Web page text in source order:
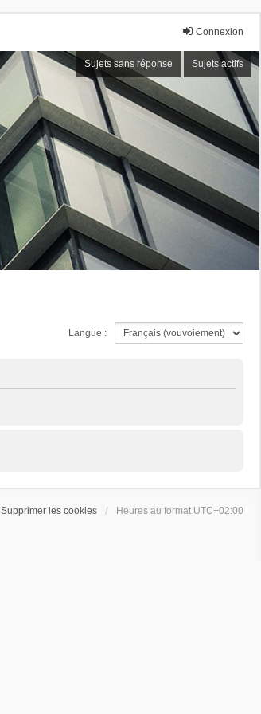
Connexion
Sujets sans réponse Sujets actifs
Langue :
Supprimer les cookies Heures au format UTC+02:00